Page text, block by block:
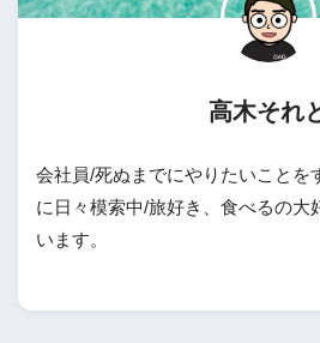
高木それ
会社員/死ぬまでにやりたいことを
に日々模索中/旅好き、食べるの大
います。